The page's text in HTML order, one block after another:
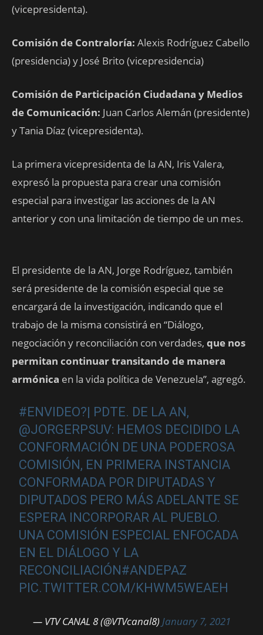
(vicepresidenta).
Comisión de Contraloría: Alexis Rodríguez Cabello
(presidencia) y José Brito (vicepresidencia)
Comisión de Participación Ciudadana y Medios
de Comunicación: Juan Carlos Alemán (presidente)
y Tania Díaz (vicepresidenta).
La primera vicepresidenta de la AN, Iris Valera,
expresó la propuesta para crear una comisión
especial para investigar las acciones de la AN
anterior y con una limitación de tiempo de un mes.
El presidente de la AN, Jorge Rodríguez, también
será presidente de la comisión especial que se
encargará de la investigación, indicando que el
trabajo de la misma consistirá en “Diálogo,
negociación y reconciliación con verdades, que nos
permitan continuar transitando de manera
armónica en la vida política de Venezuela”, agregó.
#ENVIDEO?| PDTE. DE LA AN,
@JORGERPSUV: HEMOS DECIDIDO LA
CONFORMACIÓN DE UNA PODEROSA
COMISIÓN, EN PRIMERA INSTANCIA
CONFORMADA POR DIPUTADAS Y
DIPUTADOS PERO MÁS ADELANTE SE
ESPERA INCORPORAR AL PUEBLO.
UNA COMISIÓN ESPECIAL ENFOCADA
EN EL DIÁLOGO Y LA
RECONCILIACIÓN #ANDEPAZ
PIC.TWITTER.COM/KHWM5WEAEH
— VTV CANAL 8 (@VTVcanal8) January 7, 2021